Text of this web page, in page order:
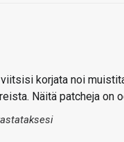
korjata noi
Näitä patcheja on